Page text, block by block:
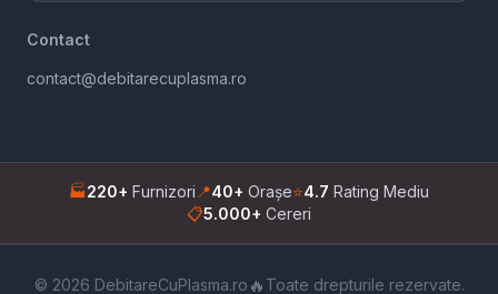
Contact
contact@debitarecuplasma.ro
🏭220+ Furnizori 📍40+ Orașe⭐4.7 Rating Mediu
📋5.000+ Cereri
© 2026 DebitareCuPlasma.ro 🔥 Toate drepturile rezervate.